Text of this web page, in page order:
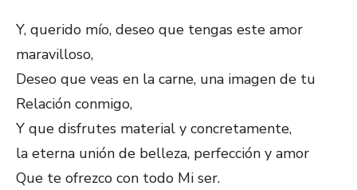
Y, querido mío, deseo que tengas este amor
maravilloso,
Deseo que veas en la carne, una imagen de tu
Relación conmigo,
Y que disfrutes material y concretamente,
la eterna unión de belleza, perfección y amor
Que te ofrezco con todo Mi ser.